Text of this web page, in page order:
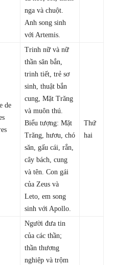
nga và chuột.
Anh song sinh
với Artemis.
Trinh nữ và nữ
thần săn bắn,
trinh tiết, trẻ sơ
sinh, thuật bắn
cung, Mặt Trăng
và muôn thú.
Biểu tượng: Mặt
Trăng, hươu, chó
săn, gấu cái, rắn,
cây bách, cung
và tên. Con gái
của Zeus và
Leto, em song
sinh với Apollo.
Thứ
hai
Người đưa tin
của các thần;
thần thương
nghiệp và trộm